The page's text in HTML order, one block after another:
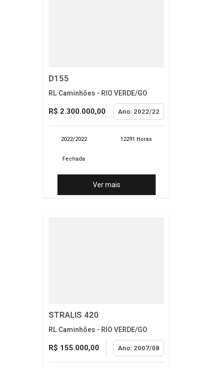
D155
RL Caminhões - RIO VERDE/GO
R$ 2.300.000,00 Ano: 2022/22
2022/2022 12291 Horas
Fechada
Ver mais
STRALIS 420
RL Caminhões - RIO VERDE/GO
R$ 155.000,00 Ano: 2007/08